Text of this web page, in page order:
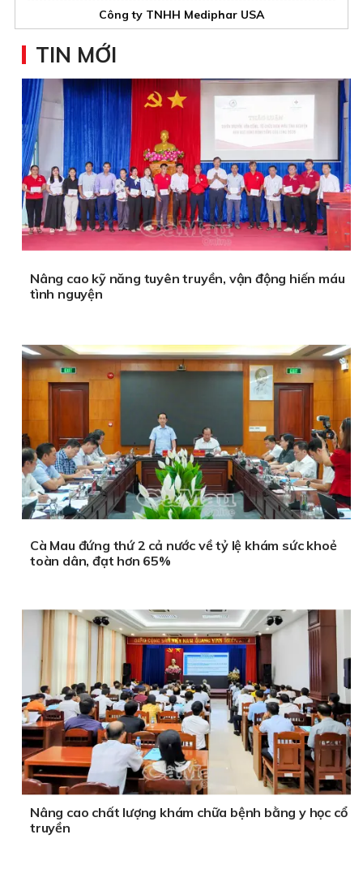
Công ty TNHH Mediphar USA
TIN MỚI
Nâng cao kỹ năng tuyên truyền, vận động hiến máu
tình nguyện
Cà Mau đứng thứ 2 cả nước về tỷ lệ khám sức khoẻ
toàn dân, đạt hơn 65%
Nâng cao chất lượng khám chữa bệnh bằng y học cổ
truyền